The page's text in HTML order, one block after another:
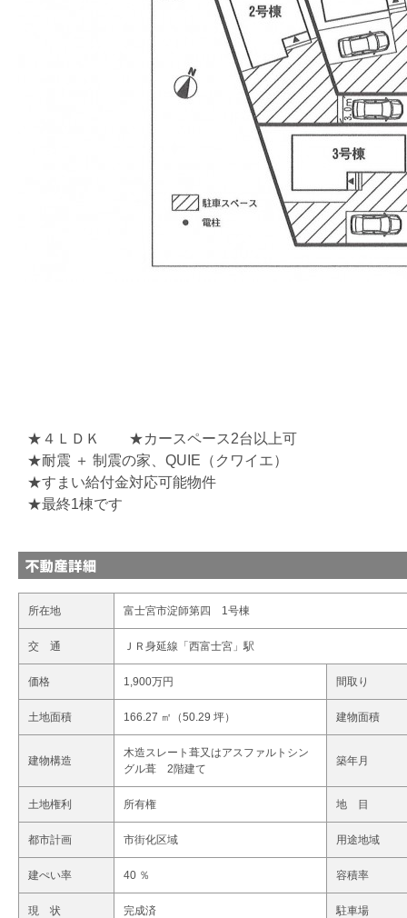
★４ＬＤＫ ★カースペース2台以上可
★耐震 ＋ 制震の家、QUIE（クワイエ）
★すまい給付金対応可能物件
★最終1棟です
所在地 富士宮市淀師第四 1号棟
交 通 ＪＲ身延線「西富士宮」駅
価格 1,900万円 間取り
土地面積 166.27 ㎡（50.29 坪） 建物面積
建物構造
木造スレート葺又はアスファルトシン
グル葺 2階建て
築年月
土地権利 所有権 地 目
都市計画 市街化区域 用途地域
建ぺい率 40 ％ 容積率
現 状 完成済 駐車場